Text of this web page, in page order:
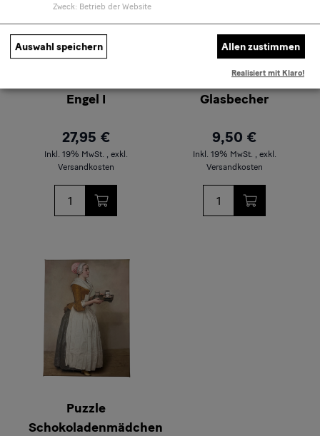
Engel I
27,95 €
Inkl. 19% MwSt. , exkl.
Versandkosten
Glasbecher
9,50 €
Inkl. 19% MwSt. , exkl.
Versandkosten
Puzzle
Schokoladenmädchen
Zweck: Betrieb der Website
Auswahl speichern Allen zustimmen
Realisiert mit Klaro!